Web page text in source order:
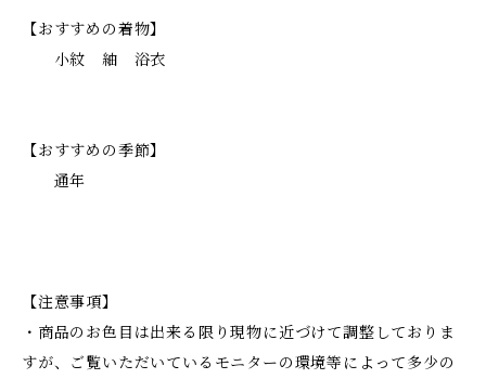
【おすすめの着物】
小紋 紬 浴衣
【おすすめの季節】
通年
【注意事項】
・商品のお色目は出来る限り現物に近づけて調整しておりま
すが、ご覧いただいているモニターの環境等によって多少の